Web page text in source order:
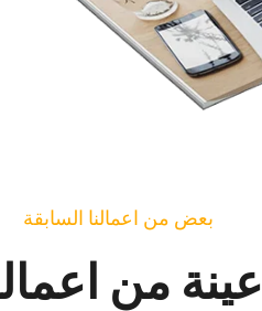
بعض من اعمالنا السابقة
عينة من